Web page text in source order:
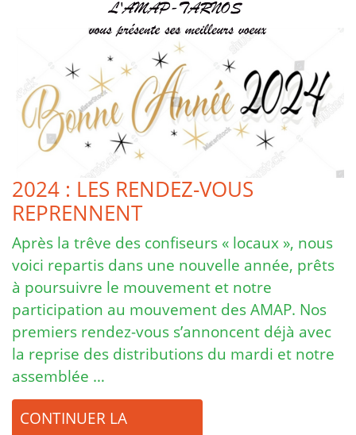
2024 : LES RENDEZ-VOUS
REPRENNENT
Après la trêve des confiseurs « locaux », nous
voici repartis dans une nouvelle année, prêts
à poursuivre le mouvement et notre
participation au mouvement des AMAP. Nos
premiers rendez-vous s’annoncent déjà avec
la reprise des distributions du mardi et notre
assemblée …
CONTINUER LA